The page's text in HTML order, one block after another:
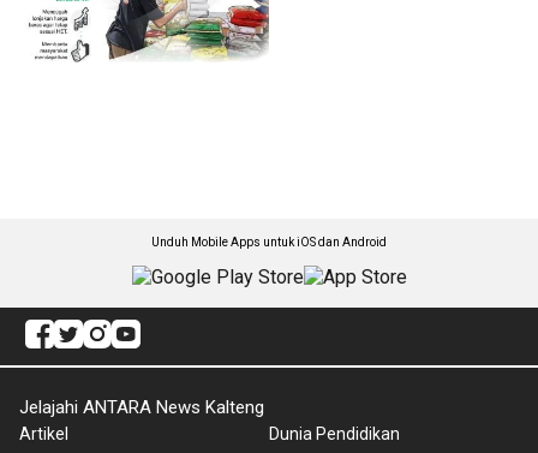
Unduh Mobile Apps untuk iOS dan Android
Jelajahi ANTARA News Kalteng
Artikel
Dunia Pendidikan